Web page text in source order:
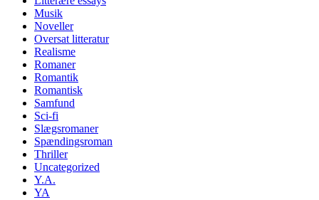
Musik
Noveller
Oversat litteratur
Realisme
Romaner
Romantik
Romantisk
Samfund
Sci-fi
Slægsromaner
Spændingsroman
Thriller
Uncategorized
Y.A.
YA